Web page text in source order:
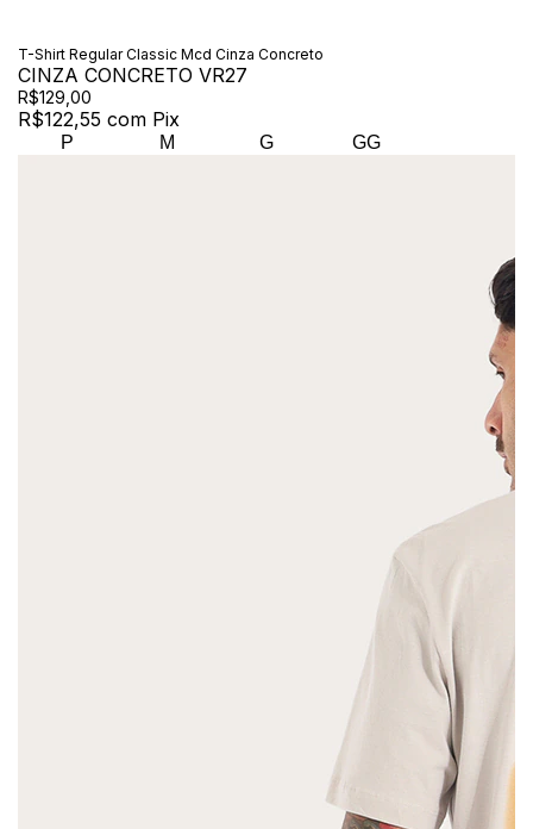
T-Shirt Regular Classic Mcd Cinza Concreto
CINZA CONCRETO VR27
R$129,00
R$122,55 com Pix
P M G GG